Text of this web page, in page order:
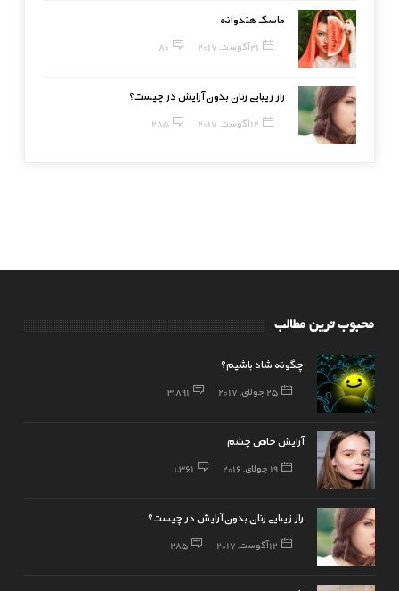
ماسک هندوانه
21 آگوست, 2017 80
راز زیبایی زنان بدون آرایش در چیست؟
12 آگوست, 2017 285
محبوب ترین مطالب
چگونه شاد باشیم؟
25 جولای, 2017 3,891
آرایش خاص چشم
19 جولای, 2016 1,361
راز زیبایی زنان بدون آرایش در چیست؟
12 آگوست, 2017 285